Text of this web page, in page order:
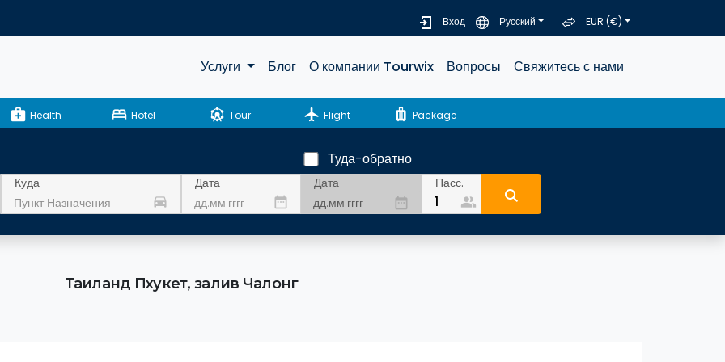
Вход Русский EUR (€)
Услуги Блог О компании Tourwix Вопросы Свяжитесь с нами
medical_services Health bed Hotel attractions Tour flight Flight luggage Package
Куда
drive_eta
Дата
date_range
Туда-обратно
Дата
date_range
Пасс.
people_alt
Таиланд Пхукет, залив Чалонг